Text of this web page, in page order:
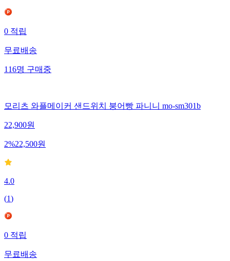
0 적립
무료배송
116명 구매중
모리츠 와플메이커 샌드위치 붕어빵 파니니 mo-sm301b
22,900원
2%22,500원
4.0
(1)
0 적립
무료배송